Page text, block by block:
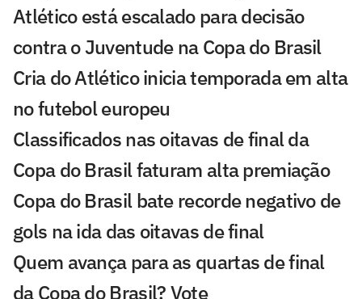
Atlético está escalado para decisão
contra o Juventude na Copa do Brasil
Cria do Atlético inicia temporada em alta
no futebol europeu
Classificados nas oitavas de final da
Copa do Brasil faturam alta premiação
Copa do Brasil bate recorde negativo de
gols na ida das oitavas de final
Quem avança para as quartas de final
da Copa do Brasil? Vote